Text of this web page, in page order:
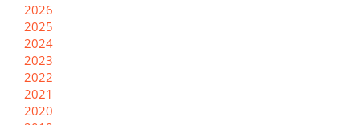
2026
2025
2024
2023
2022
2021
2020